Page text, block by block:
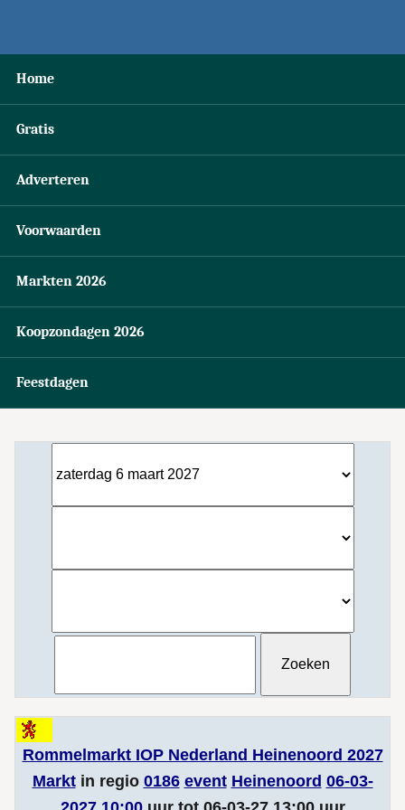
Home
Gratis
Adverteren
Voorwaarden
Markten 2026
Koopzondagen 2026
Feestdagen
Rommelmarkt IOP Nederland Heinenoord 2027
Marktin regio 0186 event Heinenoord 06-03-